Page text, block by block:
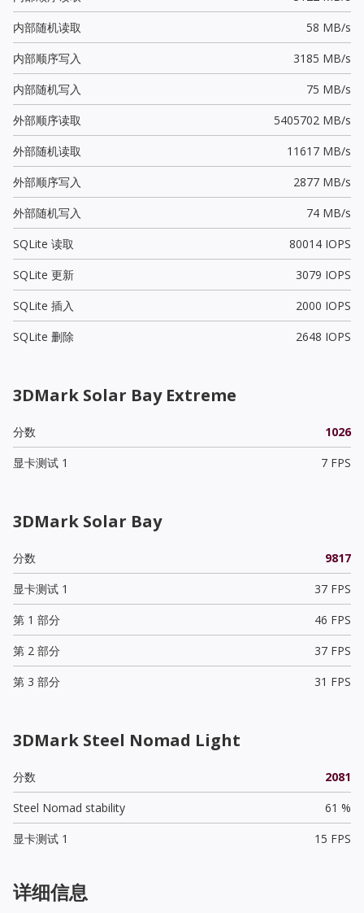
内部随机读取
58 MB/s
内部顺序写入
3185 MB/s
内部随机写入
75 MB/s
外部顺序读取
5405702 MB/s
外部随机读取
11617 MB/s
外部顺序写入
2877 MB/s
外部随机写入
74 MB/s
SQLite 读取
80014 IOPS
SQLite 更新
3079 IOPS
SQLite 插入
2000 IOPS
SQLite 删除
2648 IOPS
3DMark Solar Bay Extreme
分数
1026
显卡测试 1
7 FPS
3DMark Solar Bay
分数
9817
显卡测试 1
37 FPS
第 1 部分
46 FPS
第 2 部分
37 FPS
第 3 部分
31 FPS
3DMark Steel Nomad Light
分数
2081
Steel Nomad stability
61 %
显卡测试 1
15 FPS
详细信息